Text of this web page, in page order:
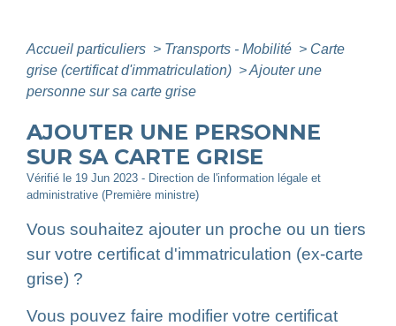
Accueil particuliers > Transports - Mobilité > Carte
grise (certificat d'immatriculation) >Ajouter une
personne sur sa carte grise
AJOUTER UNE PERSONNE
SUR SA CARTE GRISE
Vérifié le 19 Jun 2023 - Direction de l'information légale et
administrative (Première ministre)
Vous souhaitez ajouter un proche ou un tiers
sur votre certificat d'immatriculation (ex-carte
grise) ?
Vous pouvez faire modifier votre certificat